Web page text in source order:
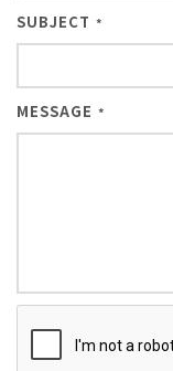
SUBJECT *
MESSAGE *